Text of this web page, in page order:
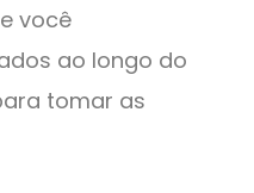
você
ao longo do
tomar as